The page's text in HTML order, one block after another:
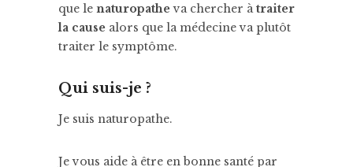
que le naturopatheva chercher àtraiter
la cause alors que la médecine va plutôt
traiter le symptôme.
Qui suis-je ?
Je suis naturopathe.
Je vous aide à être en bonne santé par